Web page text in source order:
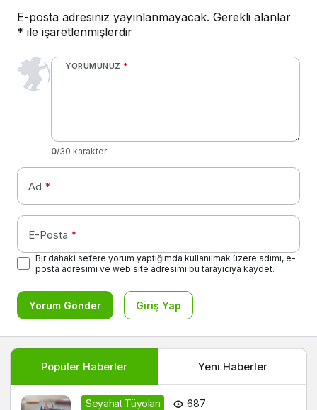
E-posta adresiniz yayınlanmayacak. Gerekli alanlar
* ile işaretlenmişlerdir
YORUMUNUZ *
0/30 karakter
Ad *
E-Posta *
Bir dahaki sefere yorum yaptığımda kullanılmak üzere adımı, e-
posta adresimi ve web site adresimi bu tarayıcıya kaydet.
Yorum Gönder Giriş Yap
Popüler Haberler Yeni Haberler
Seyahat Tüyoları 687